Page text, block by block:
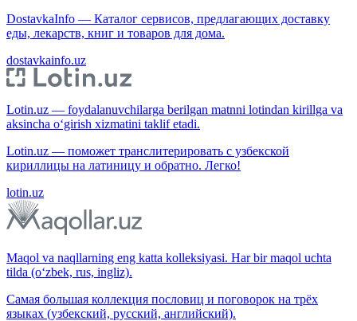
DostavkaInfo — Каталог сервисов, предлагающих доставку
еды, лекарств, книг и товаров для дома.
dostavkainfo.uz
Lotin.uz — foydalanuvchilarga berilgan matnni lotindan kirillga va
aksincha o‘girish xizmatini taklif etadi.
Lotin.uz — поможет транслитерировать с узбекской
кириллицы на латиницу и обратно. Легко!
lotin.uz
Maqol va naqllarning eng katta kolleksiyasi. Har bir maqol uchta
tilda (o‘zbek, rus, ingliz).
Самая большая коллекция пословиц и поговорок на трёх
языках (узбекский, русский, английский).